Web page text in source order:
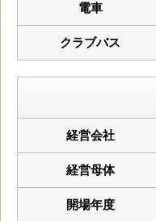
電車
クラブバス
経営会社
経営母体
開場年度